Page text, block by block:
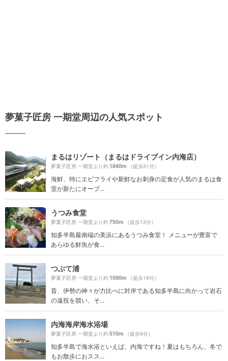
夢菓子匠房 一期堂周辺の人気スポット
まるはリゾート（まるはドライブイン内海店）
夢菓子匠房 一期堂より約1840m （徒歩31分）
海鮮、特にエビフライや新鮮なお刺身の定食が人気のまるは食
堂が新たにオープ...
うつみ食堂
夢菓子匠房 一期堂より約750m （徒歩13分）
知多半島最南端の美浜にあるうつみ食堂！ メニューが豊富で
あらゆる鮮魚が食...
つぶて浦
夢菓子匠房 一期堂より約1090m （徒歩19分）
昔、伊勢の神々が力比べに対岸である知多半島に向かって岩石
の遠投を競い、そ...
内海海岸海水浴場
夢菓子匠房 一期堂より約510m （徒歩9分）
知多半島で海水浴といえば、内海ですね！夏はもちろん、冬で
もお散歩におスス...